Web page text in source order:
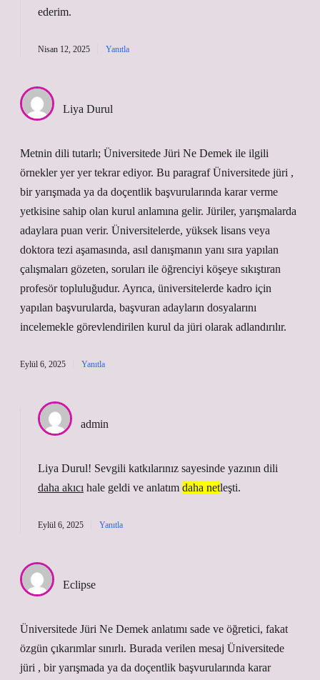
ederim.
Nisan 12, 2025 Yanıtla
Liya Durul
Metnin dili tutarlı; Üniversitede Jüri Ne Demek ile ilgili
örnekler yer yer tekrar ediyor. Bu paragraf Üniversitede jüri ,
bir yarışmada ya da doçentlik başvurularında karar verme
yetkisine sahip olan kurul anlamına gelir. Jüriler, yarışmalarda
adaylara puan verir. Üniversitelerde, yüksek lisans veya
doktora tezi aşamasında, asıl danışmanın yanı sıra yapılan
çalışmaları gözeten, soruları ile öğrenciyi köşeye sıkıştıran
profesör topluluğudur. Ayrıca, üniversitelerde kadro için
yapılan başvurularda, başvuran adayların dosyalarını
incelemekle görevlendirilen kurul da jüri olarak adlandırılır.
Eylül 6, 2025 Yanıtla
admin
Liya Durul! Sevgili katkılarınız sayesinde yazının dili
daha akıcı hale geldi ve anlatım daha netleşti.
Eylül 6, 2025 Yanıtla
Eclipse
Üniversitede Jüri Ne Demek anlatımı sade ve öğretici, fakat
özgün çıkarımlar sınırlı. Burada verilen mesaj Üniversitede
jüri , bir yarışmada ya da doçentlik başvurularında karar